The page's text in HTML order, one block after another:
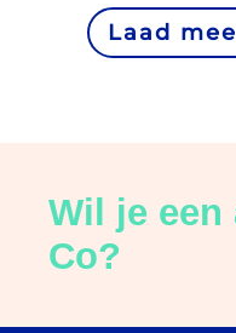
Laad
Wil je een
Co?